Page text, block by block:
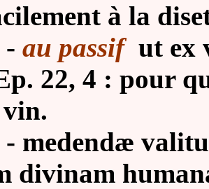
à la
au passifut ex
22, 4 : pour
divinam